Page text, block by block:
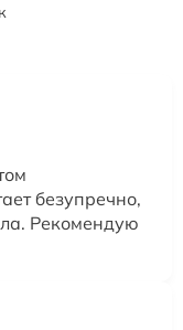
безупречно,
Рекомендую